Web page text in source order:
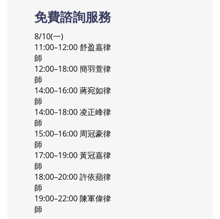
免費諮詢服務
8/10(一)
11:00–12:00 舒盈嘉律
師
12:00–18:00 簡羽萱律
師
14:00–16:00 蔣宛如律
師
14:00–18:00 凌正峰律
師
15:00–16:00 周冠豪律
師
17:00–19:00 黃冠嘉律
師
18:00–20:00 許依蘋律
師
19:00–22:00 陳軍偉律
師